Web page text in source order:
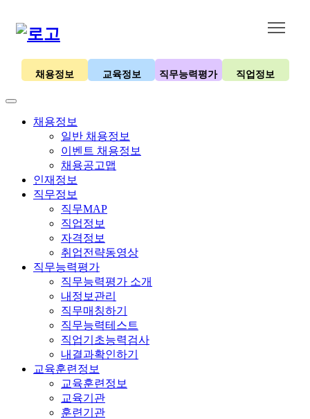
채용정보 교육정보 직무능력평가 직업정보
채용정보
일반 채용정보
이벤트 채용정보
채용공고맵
인재정보
직무정보
직무MAP
직업정보
자격정보
취업전략동영상
직무능력평가
직무능력평가 소개
내정보관리
직무매칭하기
직무능력테스트
직업기초능력검사
내결과확인하기
교육훈련정보
교육훈련정보
교육기관
훈련기관